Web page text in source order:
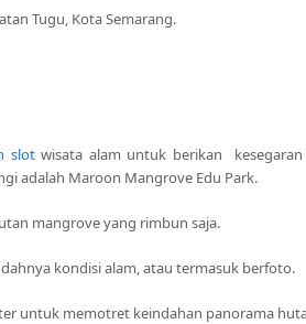
Tugu, Kota Semarang.
slotwisata alam untuk berikan kesegaran
adalah Maroon Mangrove Edu Park.
mangrove yang rimbun saja.
kondisi alam, atau termasuk berfoto.
untuk memotret keindahan panorama